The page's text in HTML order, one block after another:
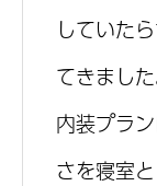
していた
てきまし
内装プラ
さを寝室